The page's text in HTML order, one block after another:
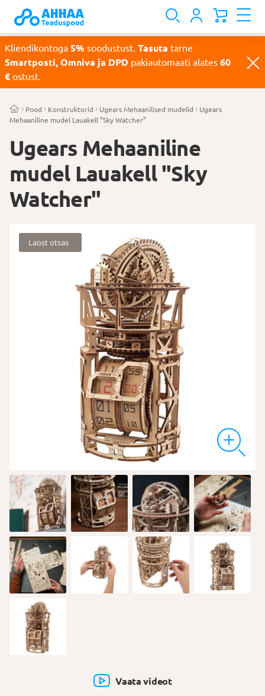
Kliendikontoga 5% soodustust. Tasuta tarne
Smartposti, Omniva ja DPD pakiautomaati alates 60
€ ostust.
Pood Konstruktorid Ugears Mehaanilised mudelid
Ugears
Mehaaniline mudel Lauakell “Sky Watcher”
Ugears Mehaaniline
mudel Lauakell "Sky
Watcher"
Laost otsas
Vaata videot